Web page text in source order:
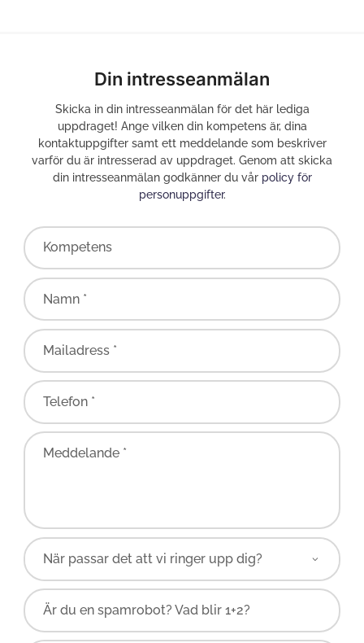
Din intresseanmälan
Skicka in din intresseanmälan för det här lediga
uppdraget! Ange vilken din kompetens är, dina
kontaktuppgifter samt ett meddelande som beskriver
varför du är intresserad av uppdraget. Genom att skicka
din intresseanmälan godkänner du vår policy för
personuppgifter.
Kompetens
Namn *
Mailadress *
Telefon *
Meddelande *
Är du en spamrobot? Vad blir 1+2?